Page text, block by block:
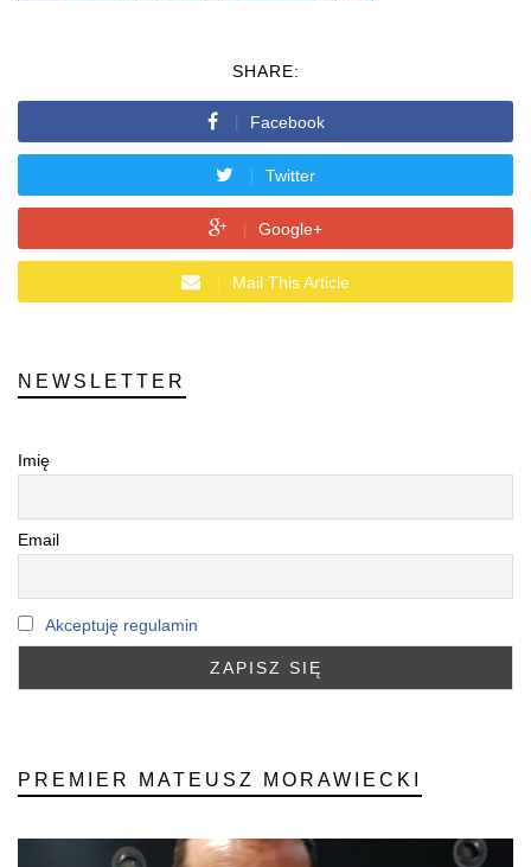
SHARE:
Facebook
Twitter
Google+
Mail This Article
NEWSLETTER
Imię
Email
Akceptuję regulamin
PREMIER MATEUSZ MORAWIECKI